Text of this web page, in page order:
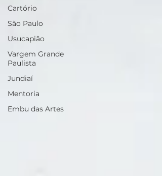
Cartório
São Paulo
Usucapião
Vargem Grande
Paulista
Jundiaí
Mentoria
Embu das Artes